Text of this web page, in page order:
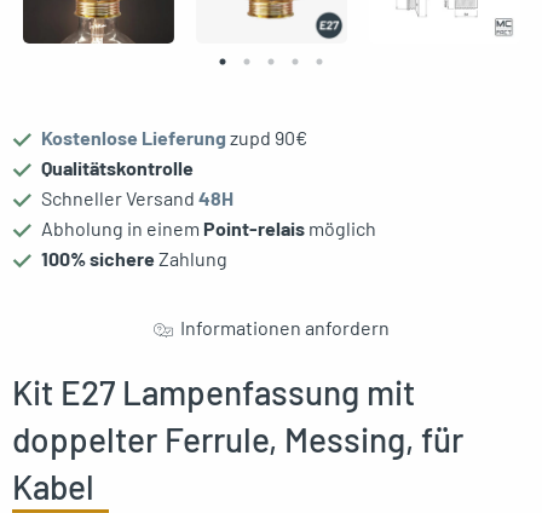
Kostenlose Lieferung zupd 90€
Qualitätskontrolle
Schneller Versand 48H
Abholung in einem Point-relaismöglich
100% sichereZahlung
Informationen anfordern
Kit E27 Lampenfassung mit
doppelter Ferrule, Messing, für
Kabel
menu
menu